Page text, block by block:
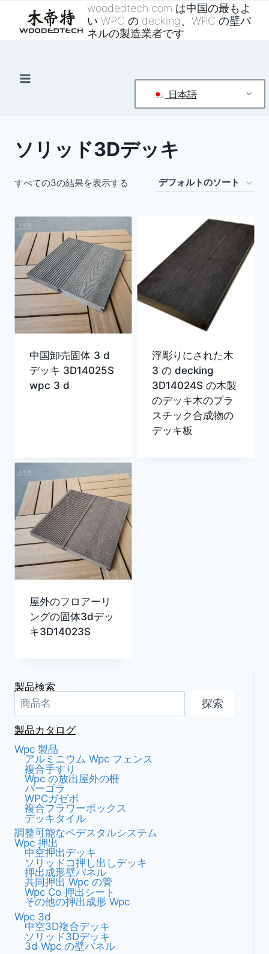
woodedtech.com は中国の最もよ
い WPC の decking、WPC の壁パ
ネルの製造業者です
日本語
ソリッド3Dデッキ
すべての3の結果を表示する
中国卸売固体 3 d
デッキ 3D14025S
wpc 3 d
浮彫りにされた木
3 の decking
3D14024S の木製
のデッキ木のプラ
スチック合成物の
デッキ板
屋外のフロアーリ
ングの固体3dデッ
キ3D14023S
製品検索
探索
製品カタログ
Wpc 製品
アルミニウム Wpc フェンス
複合手すり
Wpc の放出屋外の柵
パーゴラ
WPCガゼボ
複合フラワーボックス
デッキタイル
調整可能なペデスタルシステム
Wpc 押出
中空押出デッキ
ソリッドコ押し出しデッキ
押出成形壁パネル
共同押出 Wpc の管
Wpc Co 押出シート
その他の押出成形 Wpc
Wpc 3d
中空3D複合デッキ
ソリッド3Dデッキ
3d Wpc の壁パネル